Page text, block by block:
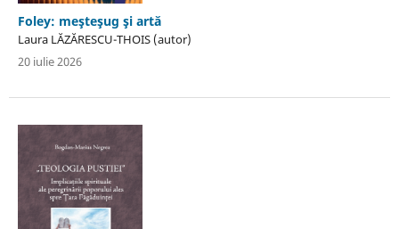
Foley: meşteşug şi artă
Laura LĂZĂRESCU-THOIS (autor)
20 iulie 2026